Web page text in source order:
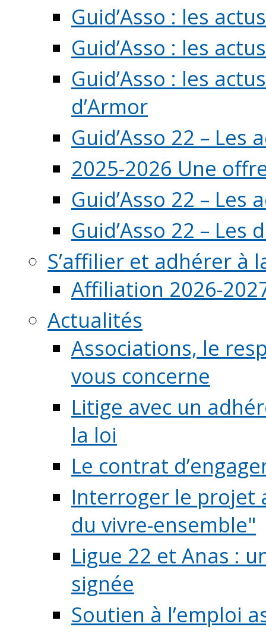
Guid’Asso : les
Guid’Asso : les
Guid’Asso : les
d’Armor
Guid’Asso 22 – Les
2025-2026 Une
Guid’Asso 22 –
Guid’Asso 22 – Les
S’affilier et adhérer à
Affiliation 2026-
Actualités
Associations, le
vous concerne
Litige avec un
la loi
Le contrat
Interroger le projet
du vivre-ensemble"
Ligue 22 et Anas :
signée
Soutien à l’emploi